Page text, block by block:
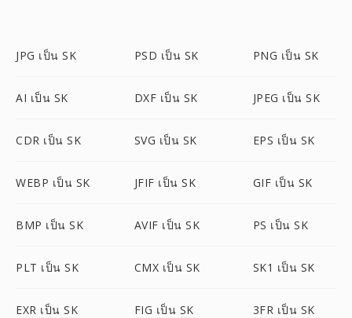
JPG เป็น SK PSD เป็น SK PNG เป็น SK
AI เป็น SK DXF เป็น SK JPEG เป็น SK
CDR เป็น SK SVG เป็น SK EPS เป็น SK
WEBP เป็น SK JFIF เป็น SK GIF เป็น SK
BMP เป็น SK AVIF เป็น SK PS เป็น SK
PLT เป็น SK CMX เป็น SK SK1 เป็น SK
EXR เป็น SK FIG เป็น SK 3FR เป็น SK